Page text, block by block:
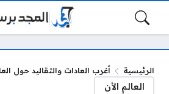
الرئيسية أغرب العادات والتقاليد حول
العالم الأن